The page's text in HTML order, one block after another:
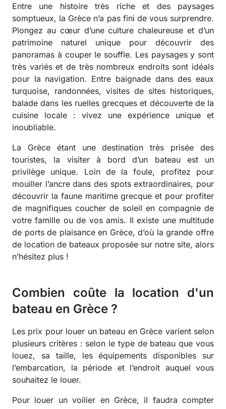
Entre une histoire très riche et des paysages
somptueux, la Grèce n’a pas fini de vous surprendre.
Plongez au cœur d’une culture chaleureuse et d’un
patrimoine naturel unique pour découvrir des
panoramas à couper le souffle. Les paysages y sont
très variés et de très nombreux endroits sont idéals
pour la navigation. Entre baignade dans des eaux
turquoise, randonnées, visites de sites historiques,
balade dans les ruelles grecques et découverte de la
cuisine locale : vivez une expérience unique et
inoubliable.
La Grèce étant une destination très prisée des
touristes, la visiter à bord d’un bateau est un
privilège unique. Loin de la foule, profitez pour
mouiller l’ancre dans des spots extraordinaires, pour
découvrir la faune maritime grecque et pour profiter
de magnifiques coucher de soleil en compagnie de
votre famille ou de vos amis. Il existe une multitude
de ports de plaisance en Grèce, d’où la grande offre
de location de bateaux proposée sur notre site, alors
n’hésitez plus !
Combien coûte la location d'un
bateau en Grèce ?
Les prix pour louer un bateau en Grèce varient selon
plusieurs critères : selon le type de bateau que vous
louez, sa taille, les équipements disponibles sur
l’embarcation, la période et l’endroit auquel vous
souhaitez le louer.
Pour louer un voilier en Grèce, il faudra compter